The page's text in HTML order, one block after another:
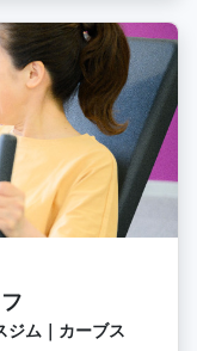
ジム｜カーブス